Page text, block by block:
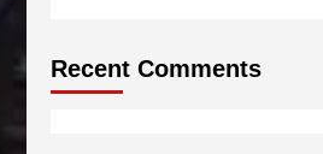
Recent Comments